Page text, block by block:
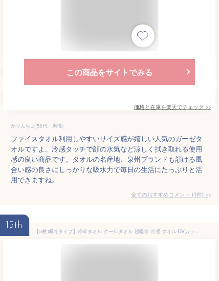
この商品をサイトでみる
価格と在庫を楽天でチェック >>
かりんちょ(50代・男性)
ファイスタオル利用しやすいサイズ感が嬉しい人気のガーゼタ
オルですよ。冷感タッチで顔の水気など涼しく拭き取れる使用
感の良い商品です。タオルの名産地、泉州ブランドも頷ける風
合い感の良さにしっかりな吸水力で毎日の生活にたっぷりと活
用できますね。
全てのおすすめコメント (1件) >
15th
【5枚 瞬冷タイプ】冷却タオル クールタオル 超吸水 冷感 タオル UVカット 暑さ対策 グッズ スポーツタオル アウトドア 抗菌防臭 ひんやり感 ジム ヨガ 水泳 旅行 超冷感 色褪せない マイクロファイバータオル グリーン、オレンジ、ブルー、ブラック、グレー